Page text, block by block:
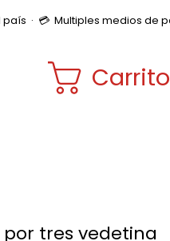
Carrito
por tres vedetina